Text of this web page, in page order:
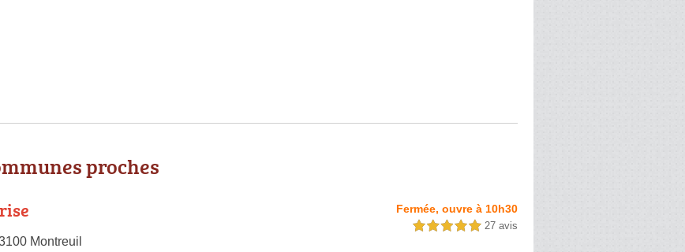
proches
Montreuil
Fermée, ouvre à 10h30
5,0 étoiles sur 5 27 avis